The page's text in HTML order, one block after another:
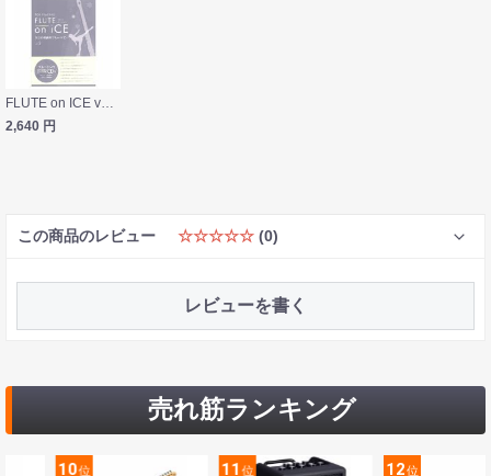
FLUTE on ICE vol.2 演奏＆ピアノ伴奏カラオケCD付 アルソ出版
2,640 円
この商品のレビュー ☆☆☆☆☆ (0)
レビューを書く
売れ筋ランキング
10位 11位 12位